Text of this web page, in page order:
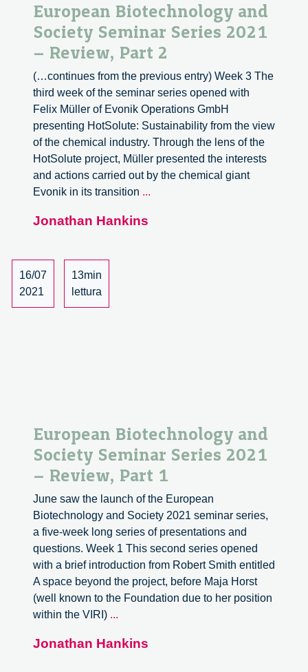
European Biotechnology and
Society Seminar Series 2021
– Review, Part 2
(…continues from the previous entry) Week 3 The
third week of the seminar series opened with
Felix Müller of Evonik Operations GmbH
presenting HotSolute: Sustainability from the view
of the chemical industry. Through the lens of the
HotSolute project, Müller presented the interests
and actions carried out by the chemical giant
Evonik in its transition ...
Jonathan Hankins
16/07
2021
13min
lettura
European Biotechnology and
Society Seminar Series 2021
– Review, Part 1
June saw the launch of the European
Biotechnology and Society 2021 seminar series,
a five-week long series of presentations and
questions. Week 1 This second series opened
with a brief introduction from Robert Smith entitled
A space beyond the project, before Maja Horst
(well known to the Foundation due to her position
within the VIRI) ...
and
Jonathan Hankins